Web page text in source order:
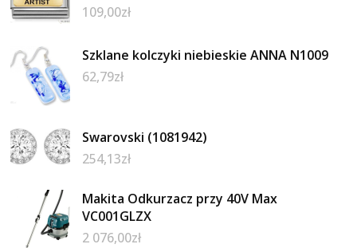
109,00zł
Szklane kolczyki niebieskie ANNA N1009
62,79zł
Swarovski (1081942)
254,13zł
Makita Odkurzacz przy 40V Max
VC001GLZX
2 076,00zł